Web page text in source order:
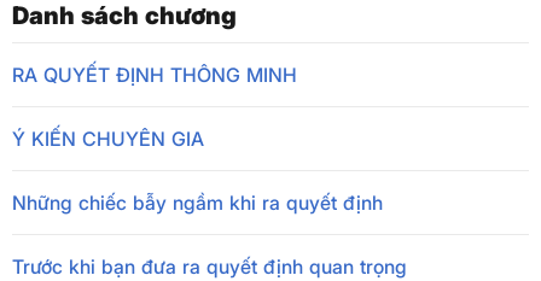
Danh sách chương
RA QUYẾT ĐỊNH THÔNG MINH
Ý KIẾN CHUYÊN GIA
Những chiếc bẫy ngầm khi ra quyết định
Trước khi bạn đưa ra quyết định quan trọng